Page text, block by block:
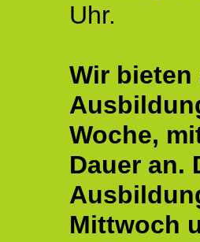
Uhr.
Wir bieten
Woche,
Dauer an.
Mittwoch